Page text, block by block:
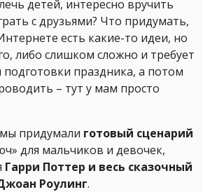
детей, интересно вручить
с друзьями? Что придумать,
есть какие-то идеи, но
либо слишком сложно и требует
подготовки праздника, а потом
– тут у мам просто
мы придумали готовый сценарий
для мальчиков и девочек,
Гарри Поттер и весь сказочный
Роулинг.